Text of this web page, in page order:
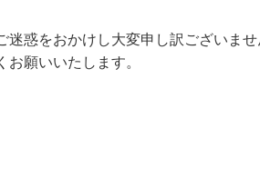
迷惑をおかけし大変申し訳ございませ
お願いいたします。